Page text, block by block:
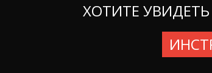
ХОТИТЕ